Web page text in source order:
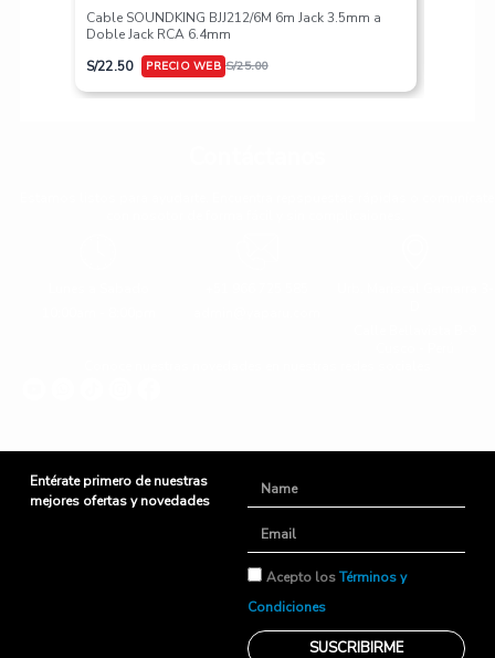
Cable SOUNDKING BJJ212/6M 6m Jack 3.5mm a
Doble Jack RCA 6.4mm
S/25.00
S/22.50
Entérate primero de nuestras
mejores ofertas y novedades
Name
Email
TyCAcepto losTérminos y
Condiciones
SUSCRIBIRME